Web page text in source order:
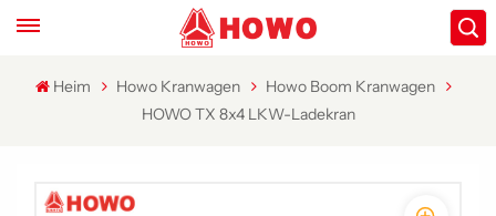
Heim Howo Kranwagen
Howo Boom Kranwagen
HOWO TX 8x4 LKW-Ladekran